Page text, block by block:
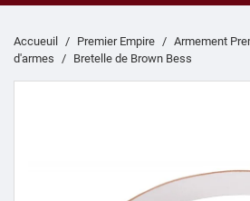
Accueuil Premier Empire Armement
d'armes
Bretelle de Brown Bess